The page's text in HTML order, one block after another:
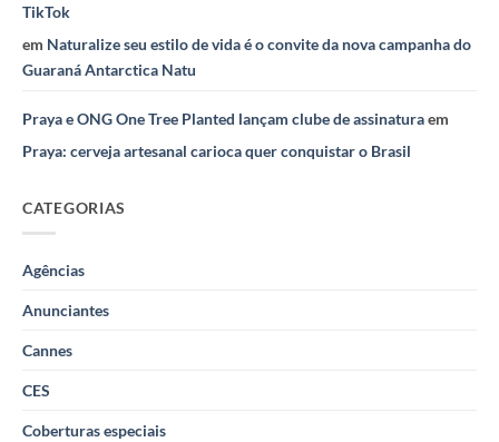
TikTok
em Naturalize seu estilo de vida é o convite da nova campanha do
Guaraná Antarctica Natu
Praya e ONG One Tree Planted lançam clube de assinaturaem
Praya: cerveja artesanal carioca quer conquistar o Brasil
CATEGORIAS
Agências
Anunciantes
Cannes
CES
Coberturas especiais